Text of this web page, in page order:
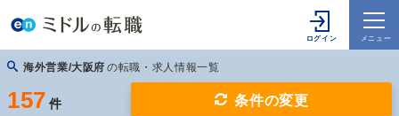
海外営業/大阪府 の転職・求人情報一覧
157 件 条件の変更